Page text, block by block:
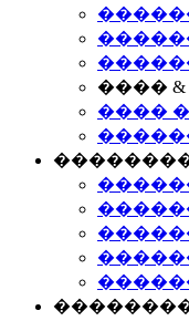
����
����